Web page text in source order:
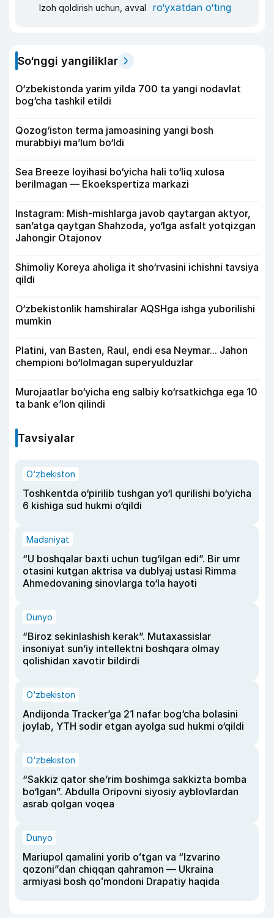
Izoh qoldirish uchun, avval ro‘yxatdan o‘ting
So‘nggi yangiliklar
O‘zbekistonda yarim yilda 700 ta yangi nodavlat
bog‘cha tashkil etildi
Qozog‘iston terma jamoasining yangi bosh
murabbiyi ma’lum bo‘ldi
Sea Breeze loyihasi bo‘yicha hali to‘liq xulosa
berilmagan — Ekoekspertiza markazi
Instagram: Mish-mishlarga javob qaytargan aktyor,
san’atga qaytgan Shahzoda, yo‘lga asfalt yotqizgan
Jahongir Otajonov
Shimoliy Koreya aholiga it sho‘rvasini ichishni tavsiya
qildi
O‘zbekistonlik hamshiralar AQSHga ishga yuborilishi
mumkin
Platini, van Basten, Raul, endi esa Neymar... Jahon
chempioni bo‘lolmagan superyulduzlar
Murojaatlar bo‘yicha eng salbiy ko‘rsatkichga ega 10
ta bank e’lon qilindi
Tavsiyalar
O‘zbekiston
Toshkentda o‘pirilib tushgan yo‘l qurilishi bo‘yicha
6 kishiga sud hukmi o‘qildi
Madaniyat
“U boshqalar baxti uchun tug‘ilgan edi”. Bir umr
otasini kutgan aktrisa va dublyaj ustasi Rimma
Ahmedovaning sinovlarga to‘la hayoti
Dunyo
“Biroz sekinlashish kerak”. Mutaxassislar
insoniyat sun’iy intellektni boshqara olmay
qolishidan xavotir bildirdi
O‘zbekiston
Andijonda Tracker’ga 21 nafar bog‘cha bolasini
joylab, YTH sodir etgan ayolga sud hukmi o‘qildi
O‘zbekiston
“Sakkiz qator she’rim boshimga sakkizta bomba
bo‘lgan”. Abdulla Oripovni siyosiy ayblovlardan
asrab qolgan voqea
Dunyo
Mariupol qamalini yorib oʻtgan va “Izvarino
qozoni”dan chiqqan qahramon — Ukraina
armiyasi bosh qoʻmondoni Drapatiy haqida